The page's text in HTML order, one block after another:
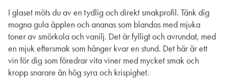
I glaset möts du av en tydlig och direkt smakprofil. Tänk dig
mogna gula äpplen och ananas som blandas med mjuka
toner av smörkola och vanilj. Det är fylligt och avrundat, med
en mjuk eftersmak som hänger kvar en stund. Det här är ett
vin för dig som föredrar vita viner med mycket smak och
kropp snarare än hög syra och krispighet.